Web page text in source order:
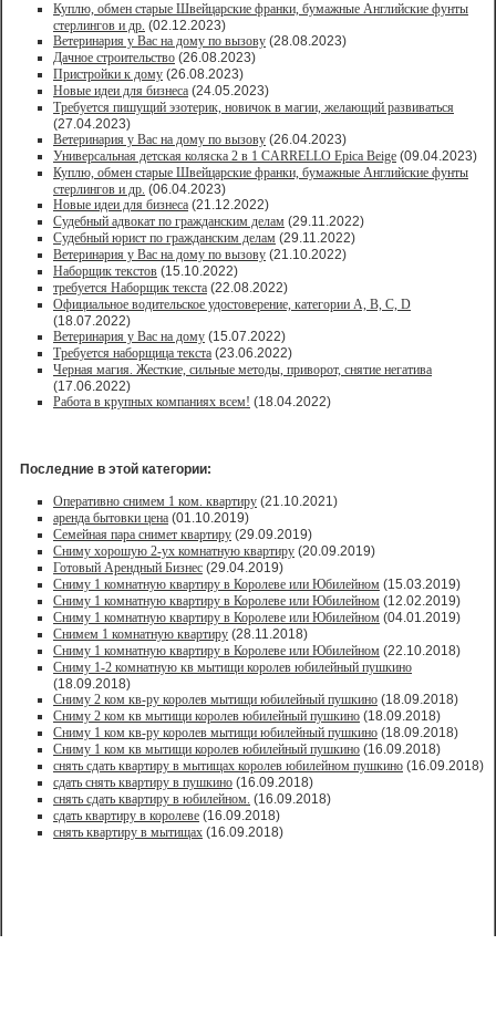
Куплю, обмен старые Швейцарские франки, бумажные Английские фунты
стерлингов и др. (02.12.2023)
Ветеринария у Вас на дому по вызову (28.08.2023)
Дачное строительство (26.08.2023)
Пристройки к дому (26.08.2023)
Новые идеи для бизнеса (24.05.2023)
Требуется пишущий эзотерик, новичок в магии, желающий развиваться
(27.04.2023)
Ветеринария у Вас на дому по вызову (26.04.2023)
Универсальная детская коляска 2 в 1 CARRELLO Epica Beige (09.04.2023)
Куплю, обмен старые Швейцарские франки, бумажные Английские фунты
стерлингов и др. (06.04.2023)
Новые идеи для бизнеса (21.12.2022)
Судебный адвокат по гражданским делам (29.11.2022)
Судебный юрист по гражданским делам (29.11.2022)
Ветеринария у Вас на дому по вызову (21.10.2022)
Наборщик текстов (15.10.2022)
требуется Наборщик текста (22.08.2022)
Официальное водительское удостоверение, категории A, B, C, D
(18.07.2022)
Ветеринария у Вас на дому (15.07.2022)
Требуется наборщица текста (23.06.2022)
Черная магия. Жесткие, сильные методы, приворот, снятие негатива
(17.06.2022)
Работа в крупных компаниях всем! (18.04.2022)
Последние в этой категории:
Оперативно снимем 1 ком. квартиру (21.10.2021)
аренда бытовки цена (01.10.2019)
Семейная пара снимет квартиру (29.09.2019)
Сниму хорошую 2-ух комнатную квартиру (20.09.2019)
Готовый Арендный Бизнес (29.04.2019)
Сниму 1 комнатную квартиру в Королеве или Юбилейном (15.03.2019)
Сниму 1 комнатную квартиру в Королеве или Юбилейном (12.02.2019)
Сниму 1 комнатную квартиру в Королеве или Юбилейном (04.01.2019)
Снимем 1 комнатную квартиру (28.11.2018)
Сниму 1 комнатную квартиру в Королеве или Юбилейном (22.10.2018)
Сниму 1-2 комнатную кв мытищи королев юбилейный пушкино
(18.09.2018)
Сниму 2 ком кв-ру королев мытищи юбилейный пушкино (18.09.2018)
Сниму 2 ком кв мытищи королев юбилейный пушкино (18.09.2018)
Сниму 1 ком кв-ру королев мытищи юбилейный пушкино (18.09.2018)
Сниму 1 ком кв мытищи королев юбилейный пушкино (16.09.2018)
снять сдать квартиру в мытищах королев юбилейном пушкино (16.09.2018)
сдать снять квартиру в пушкино (16.09.2018)
снять сдать квартиру в юбилейном. (16.09.2018)
сдать квартиру в королеве (16.09.2018)
снять квартиру в мытищах (16.09.2018)